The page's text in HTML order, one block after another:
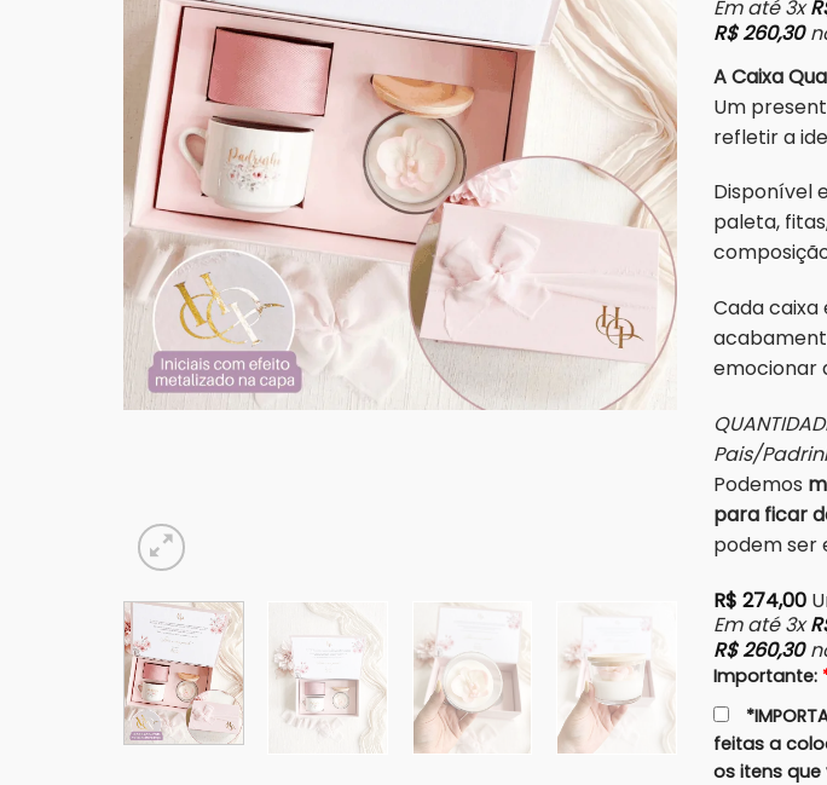
Em até 3x
R$260,30
A Caixa
Um
refletir a
Disponível
paleta,
Cada
emocionar
Pais/
Podemos
para ficar
podem ser
R$ 274,00
Em até 3x
R$260,30
Importante:
feitas a
os itens